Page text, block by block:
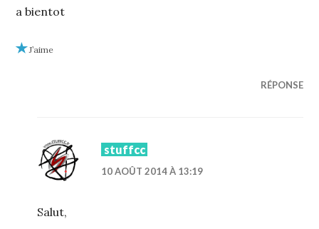
a bientot
J’aime
RÉPONSE
stuffcc
10 AOÛT 2014 À 13:19
Salut,